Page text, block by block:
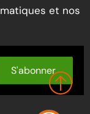
et nos
S'abonner